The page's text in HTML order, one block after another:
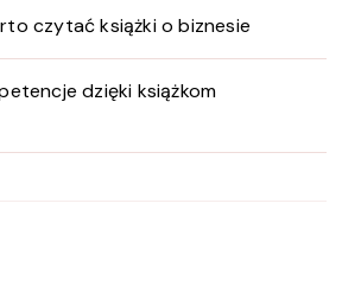
czytać książki o biznesie
dzięki książkom